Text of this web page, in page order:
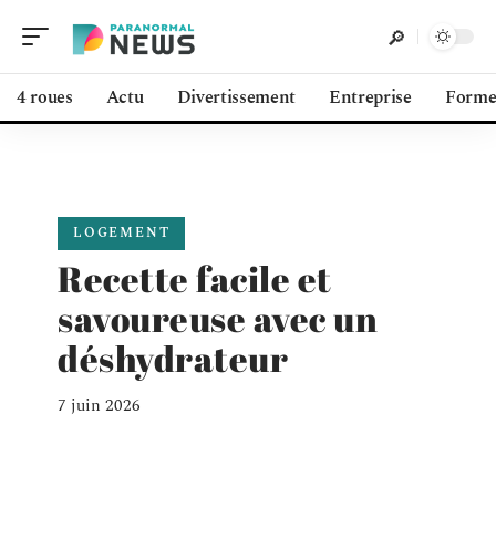
4 roues Actu Divertissement Entreprise Forme
LOGEMENT
Recette facile et
savoureuse avec un
déshydrateur
7 juin 2026